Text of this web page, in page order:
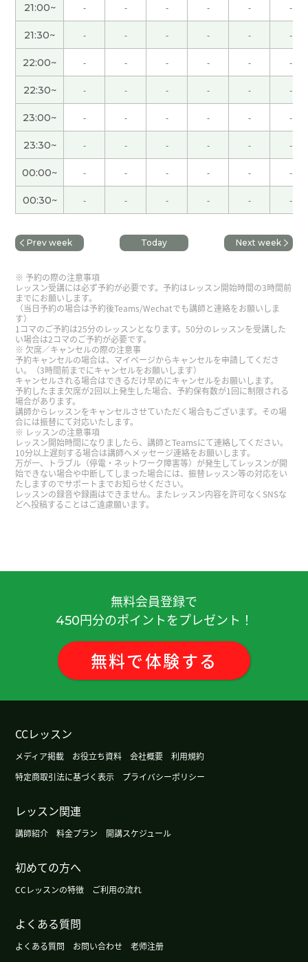
非常感謝 我和你聊旅行真的很有趣。 下次見( 40代
男性 )
我一直很期待黄金周的开始，但一开始就转眼就结
束了😅
( 女性 )
谢谢老师！！
谢谢老师耐心的指导！认识您很高兴，很有怀念大
连！
謝謝老師的幫助！真的好久不見了！聊得很開心！
期待下次與老師再聊！( 男性 )
跟你聊天真开心 下次再聊别的话题吧 谢谢老师
性 )
谢谢你给我好懂的课！ 下次见👍☺️👍( 40代 男性 )
谢谢您的课！上课很开心了～
和你聊天真的很愉快。我想吃传统的老式麻辣烫！
下次见^^
谢谢您的课。我喜欢东北菜，狗宝肉和地三鲜很好
吃！在日本的话，池袋有当地的好吃的东北菜店。
下次再见！( 男性 )
非常感谢您面带微笑、细致入微地教导我！
我很惊讶，没想到老师知道京都人的「皮肉」。 但
是平时用那样的「皮肉」的京都人很少。 我觉得京
都的年轻人不能用那样的「皮肉」。 但是因为在电
视上介绍，所以很有名了。 这节课也很有意思，谢
谢老师。( 50代 男性 )
今天非常感谢您耐心的指导
非常感謝 下次見( 40代 男性 )
非常感謝 下次見
下次见～
性 )
我听说过现在的中国如果只能用现金的话非常不方
21:00~ - - - - - -
21:30~ - - - - - -
22:00~ - - - - - -
22:30~ - - - - - -
23:00~ - - - - - -
23:30~ - - - - - -
00:00~ - - - - - -
00:30~ - - - - - -
Prev week Today Next week
予約の際の注意事項
レッスン受講には必ず予約が必要です。予約はレッスン開始時間の3時間前
までにお願いします。
（当日予約の場合は予約後Teams/Wechatでも講師と連絡をお願いしま
す）
1コマのご予約は25分のレッスンとなります。50分のレッスンを受講した
い場合は2コマのご予約が必要です。
欠席／キャンセルの際の注意事
予約キャンセルの場合は、マイページからキャンセルを申請してくださ
い。（3時間前までにキャンセルをお願いします）
キャンセルされる場合はできるだけ早めにキャンセルをお願いします。
予約したまま欠席が2回以上発生した場合、予約保有数が1回に制限される
場合があります。
講師からレッスンをキャンセルさせていただく場合もございます。その場
合には振替にて対応いたします。
レッスンの注意事項
レッスン開始時間になりましたら、講師とTeamsにて連絡してください。
10分以上遅刻する場合は講師へメッセージ連絡をお願いします。
万が一、トラブル（停電・ネットワーク障害等）が発生してレッスンが開
始できない場合や中断してしまった場合には、振替レッスン等の対応をい
たしますのでサポートまでお知らせください。
レッスンの録音や録画はできません。またレッスン内容を許可なくSNSな
どへ投稿することはご遠慮願います。
無料会員登録で
450円分のポイントをプレゼント！
無料で体験する
CCレッスン
メディア掲載 お役立ち資料 会社概要
利用規約
特定商取引法に基づく表示
プライバシーポリシー
レッスン関連
講師紹介 料金プラン 開講スケジュール
初めての方へ
CCレッスンの特徴 ご利用の流れ
よくある質問
よくある質問 お問い合わせ 老师注册